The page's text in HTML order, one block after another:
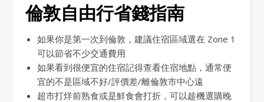
倫敦自由行省錢指南
如果你是第一次到倫敦，建議住宿區域選在 Zone 1
可以節省不少交通費用
如果看到很便宜的住宿記得查看住宿地點，通常便
宜的不是區域不好/評價差/離倫敦市中心遠
超市打烊前熟食或是鮮食會打折，可以趁機選購晚